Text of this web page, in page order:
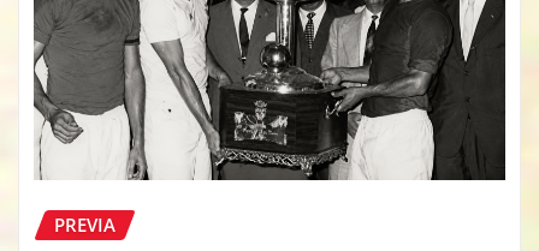
PREVIA